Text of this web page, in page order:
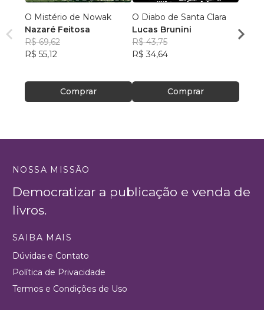
O Mistério de Nowak
Nazaré Feitosa
R$ 69,62
R$ 55,12
Comprar
O Diabo de Santa Clara
Lucas Brunini
R$ 43,75
R$ 34,64
Comprar
R$
NOSSA MISSÃO
Democratizar a publicação e venda de
livros.
SAIBA MAIS
Dúvidas e Contato
Política de Privacidade
Termos e Condições de Uso